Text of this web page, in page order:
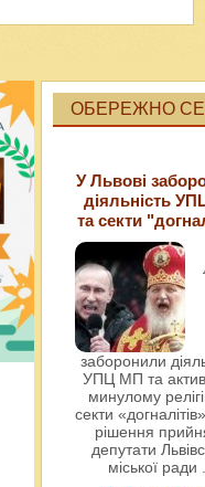
ОБЕРЕЖНО
У Львові
діяльність
та секти
заборонили
УПЦ МП та
минулому
секти
рішення
депутати
міської ради